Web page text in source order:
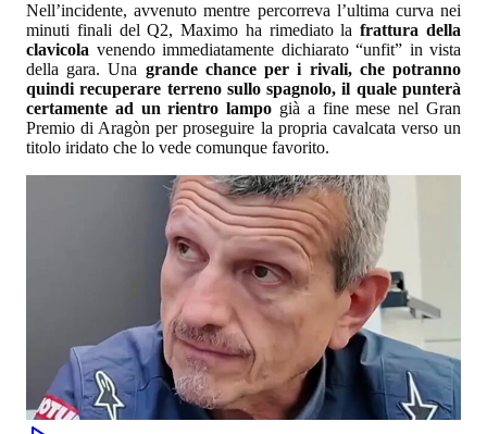
Nell’incidente, avvenuto mentre percorreva l’ultima curva nei
minuti finali del Q2, Maximo ha rimediato lafrattura della
clavicola venendo immediatamente dichiarato “unfit” in vista
della gara. Una grande chance per i rivali, che potranno
quindi recuperare terreno sullo spagnolo, il quale punterà
certamente ad un rientro lampo già a fine mese nel Gran
Premio di Aragòn per proseguire la propria cavalcata verso un
titolo iridato che lo vede comunque favorito.